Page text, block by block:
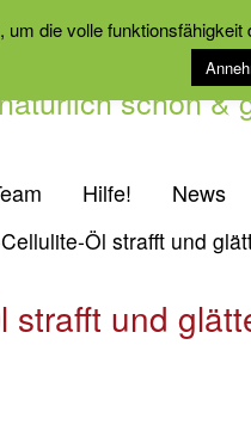
schön &
Hilfe! News
Öl strafft und
strafft und
die volle